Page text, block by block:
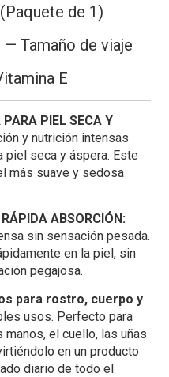
de 1)
— Tamaño de viaje
E
PIEL SECA Y
y nutrición intensas
piel seca y áspera. Este
más suave y sedosa
ABSORCIÓN:
sin sensación pesada.
en la piel, sin
pegajosa.
para rostro, cuerpo y
usos. Perfecto para
el cuello, las uñas
en un producto
diario de todo el